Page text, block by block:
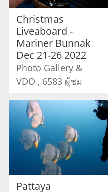
Christmas
Liveaboard -
Mariner Bunnak
Dec 21-26 2022
Photo Gallery &
VDO , 6583 ผู้ชม
Pattaya